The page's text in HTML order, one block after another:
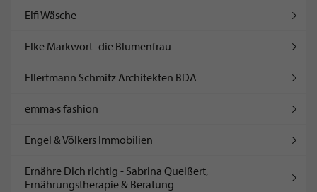
Elfi Wäsche
Elke Markwort -die Blumenfrau
Ellertmann Schmitz Architekten BDA
emma·s fashion
Engel & Völkers Immobilien
Ernähre Dich richtig - Sabrina Queißert,
Ernährungstherapie & Beratung